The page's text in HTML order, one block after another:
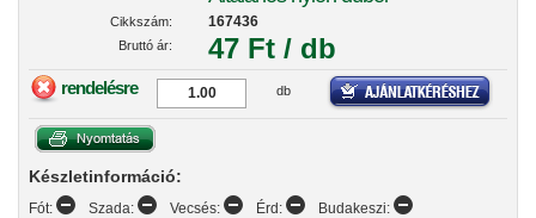
Cikkszám: 167436
Bruttó ár: 47 Ft / db
rendelésre db
Készletinformáció:
Fót: Szada: Vecsés: Érd:
Budakeszi: